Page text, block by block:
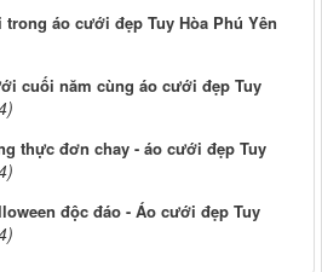
áo cưới đẹp Tuy Hòa Phú Yên
cuối năm cùng áo cưới đẹp Tuy
thực đơn chay - áo cưới đẹp Tuy
độc đáo - Áo cưới đẹp Tuy